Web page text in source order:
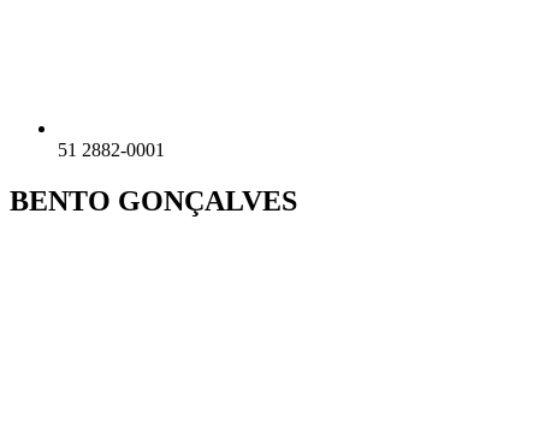
51 2882-0001
BENTO GONÇALVES